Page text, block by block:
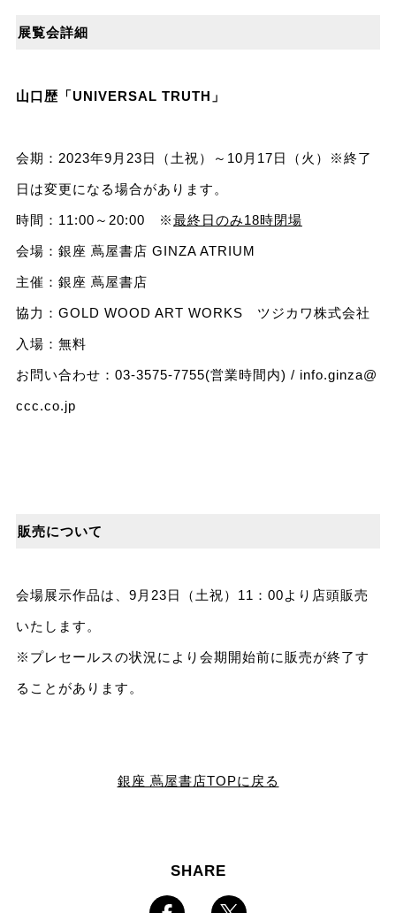
展覧会詳細
山口歴「UNIVERSAL TRUTH」
会期：2023年9月23日（土祝）～10月17日（火）※終了
⽇は変更になる場合があります。
時間：11:00～20:00 ※最終日のみ18時閉場
会場：銀座 蔦屋書店 GINZA ATRIUM
主催：銀座 蔦屋書店
協力：GOLD WOOD ART WORKS ツジカワ株式会社
入場：無料
お問い合わせ：03-3575-7755(営業時間内) / info.ginza@
ccc.co.jp
販売について
会場展示作品は、9月23日（土祝）11：00より店頭販売
いたします。
※プレセールスの状況により会期開始前に販売が終了す
ることがあります。
銀座 蔦屋書店TOPに戻る
SHARE